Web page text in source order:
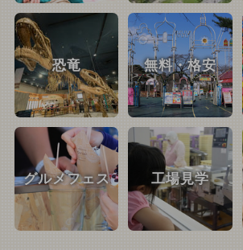
恐竜 無料・格安
グルメフェス 工場見学